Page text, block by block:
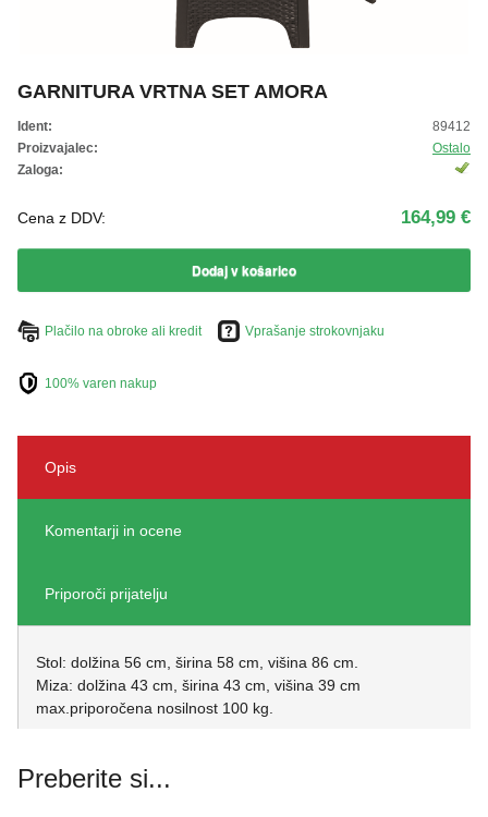
ŽIVKO POMETA - OUTLET
GARNITURA VRTNA SET AMORA
Ident:
89412
Proizvajalec:
Ostalo
Zaloga:
Cena z DDV: 164,99 €
Dodaj v košarico
Plačilo na obroke ali kredit Vprašanje strokovnjaku
100% varen nakup
Opis
Komentarji in ocene
Priporoči prijatelju
Stol: dolžina 56 cm, širina 58 cm, višina 86 cm.
Miza: dolžina 43 cm, širina 43 cm, višina 39 cm
max.priporočena nosilnost 100 kg.
Preberite si...